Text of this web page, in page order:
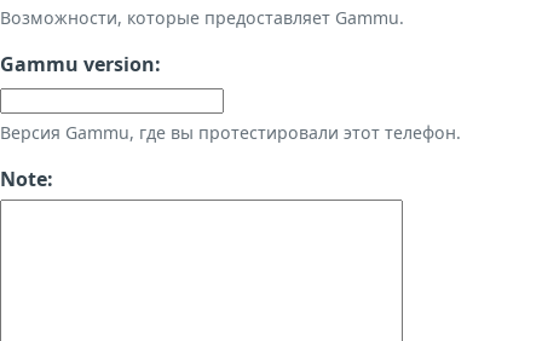
Возможности, которые предоставляет Gammu.
Gammu version:
Версия Gammu, где вы протестировали этот телефон.
Note: